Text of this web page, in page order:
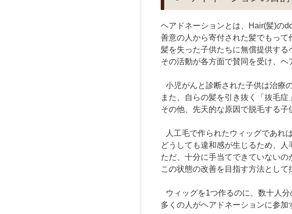
ヘアドネーションとは、Hair(髪)の
善意の人から寄付された髪でもって
髪を失った子供たちに無償提供する
その活動が各方面で賛同を受け、
小児がんと診断された子供は治療
また、自らの髪を引き抜く「抜毛症
その他、先天的な原因で脱毛する
人工毛で作られたウィッグであれ
どうしても違和感が生じるため、人
ただ、十分に手当てできていないの
この状態の改善を目指す方法とし
ウィッグを1つ作るのに、数十人分
多くの人がヘアドネーションに参